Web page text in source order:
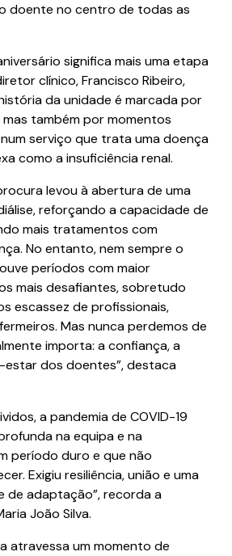
doente no centro de todas as
significa mais uma etapa
clínico, Francisco Ribeiro,
da unidade é marcada por
também por momentos
serviço que trata uma doença
como a insuficiência renal.
levou à abertura de uma
reforçando a capacidade de
mais tratamentos com
No entanto, nem sempre o
períodos com maior
mais desafiantes, sobretudo
escassez de profissionais,
Mas nunca perdemos de
importa: a confiança, a
estar dos doentes”, destaca
a pandemia de COVID-19
na equipa e na
período duro e que não
Exigiu resiliência, união e uma
de adaptação”, recorda a
João Silva.
atravessa um momento de